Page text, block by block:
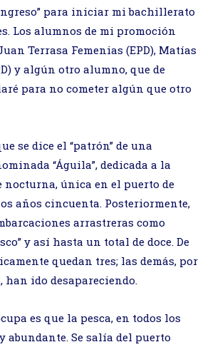
para iniciar mi bachillerato
Los alumnos de mi promoción
Terrasa Femenias (EPD), Matías
y algún otro alumno, que de
para no cometer algún que otro
se dice el “patrón” de una
“Águila”, dedicada a la
nocturna, única en el puerto de
años cincuenta. Posteriormente,
arrastreras como
y así hasta un total de doce. De
quedan tres; las demás, por
han ido desapareciendo.
es que la pesca, en todos los
abundante. Se salía del puerto